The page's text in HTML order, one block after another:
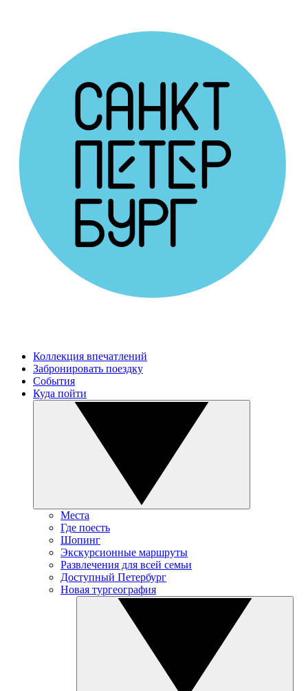
Коллекция впечатлений
Забронировать поездку
События
Куда пойти
Места
Где поесть
Шопинг
Экскурсионные маршруты
Развлечения для всей семьи
Доступный Петербург
Новая тургеография